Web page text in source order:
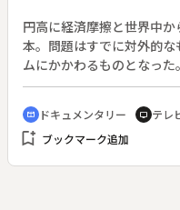
円高に経済摩擦と世界中
本。問題はすでに対外的
ムにかかわるものとなっ
要求される日本の現在と
開始、全３回）◆１０パー
本製品が産業を圧迫してい
製品に反ダンピング関税を
cinematic_blur ドキュメンタリー tv テレ
bookmark_add ブックマーク追加